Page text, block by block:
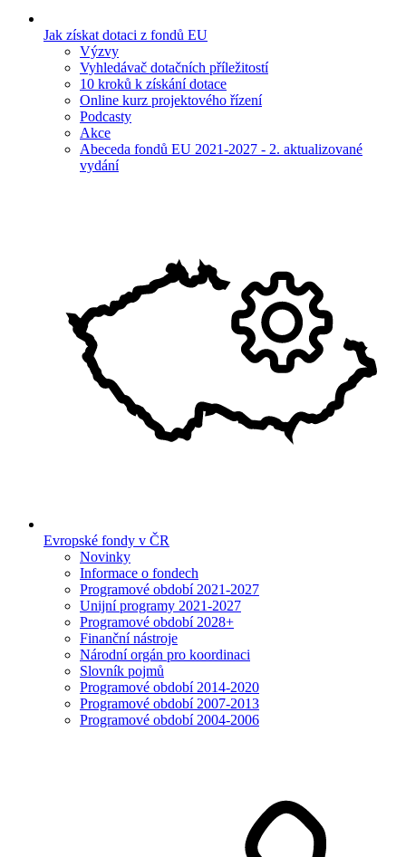
Jak získat dotaci z fondů EU
Výzvy
Vyhledávač dotačních příležitostí
10 kroků k získání dotace
Online kurz projektového řízení
Podcasty
Akce
Abeceda fondů EU 2021-2027 - 2. aktualizované
vydání
Evropské fondy v ČR
Novinky
Informace o fondech
Programové období 2021-2027
Unijní programy 2021-2027
Programové období 2028+
Finanční nástroje
Národní orgán pro koordinaci
Slovník pojmů
Programové období 2014-2020
Programové období 2007-2013
Programové období 2004-2006